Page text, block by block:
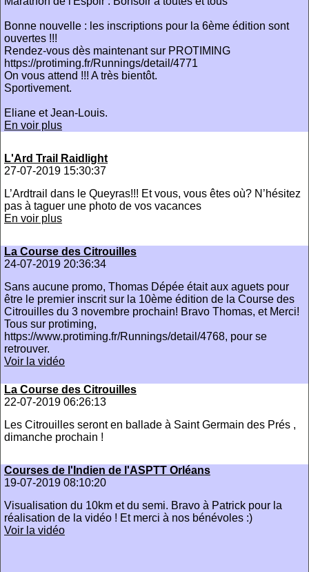
Bonne nouvelle : les inscriptions pour la 6ème édition sont
ouvertes !!!
Rendez-vous dès maintenant sur PROTIMING
https://protiming.fr/Runnings/detail/4771
On vous attend !!! A très bientôt.
Sportivement.
Eliane et Jean-Louis.
En voir plus
L'Ard Trail Raidlight
27-07-2019 15:30:37
L’Ardtrail dans le Queyras!!! Et vous, vous êtes où? N’hésitez
pas à taguer une photo de vos vacances
En voir plus
La Course des Citrouilles
24-07-2019 20:36:34
Sans aucune promo, Thomas Dépée était aux aguets pour
être le premier inscrit sur la 10ème édition de la Course des
Citrouilles du 3 novembre prochain! Bravo Thomas, et Merci!
Tous sur protiming,
https://www.protiming.fr/Runnings/detail/4768, pour se
retrouver.
Voir la vidéo
La Course des Citrouilles
22-07-2019 06:26:13
Les Citrouilles seront en ballade à Saint Germain des Prés ,
dimanche prochain !
Courses de l'Indien de l'ASPTT Orléans
19-07-2019 08:10:20
Visualisation du 10km et du semi. Bravo à Patrick pour la
réalisation de la vidéo ! Et merci à nos bénévoles :)
Voir la vidéo